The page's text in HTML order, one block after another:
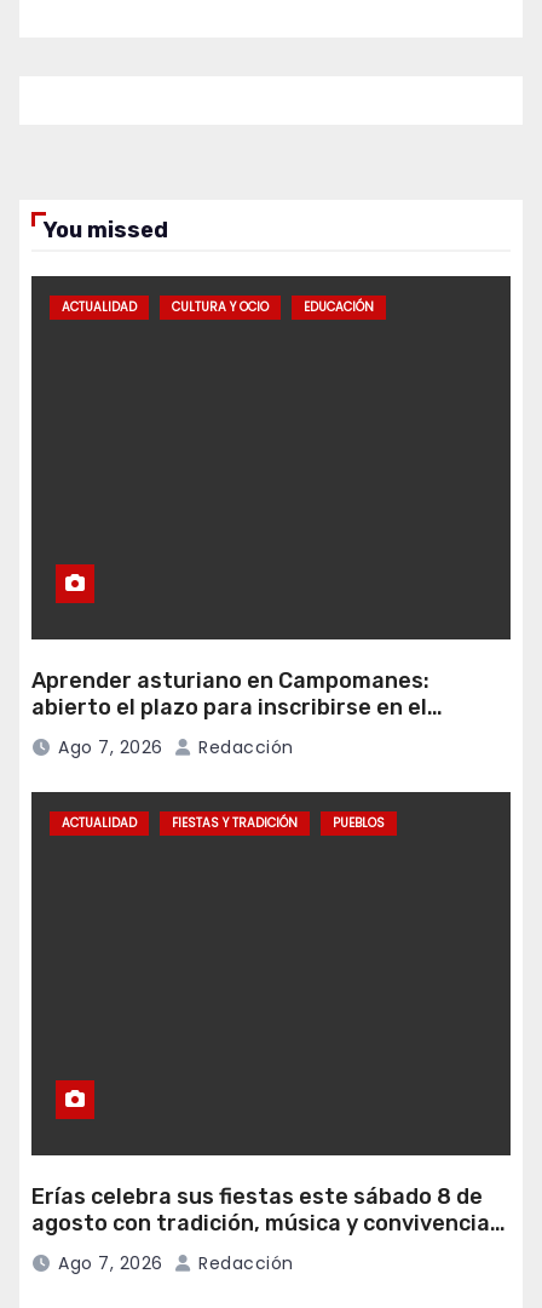
You missed
ACTUALIDAD CULTURA Y OCIO EDUCACIÓN
Aprender asturiano en Campomanes:
abierto el plazo para inscribirse en el
programa Falamos
Ago 7, 2026 Redacción
ACTUALIDAD FIESTAS Y TRADICIÓN PUEBLOS
Erías celebra sus fiestas este sábado 8 de
agosto con tradición, música y convivencia
vecinal
Ago 7, 2026 Redacción